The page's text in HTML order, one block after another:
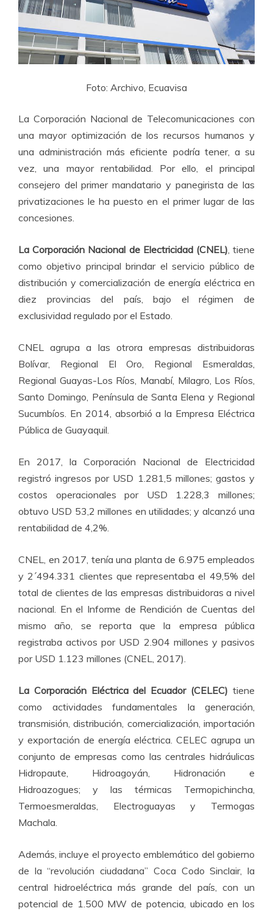
Foto: Archivo, Ecuavisa
La Corporación Nacional de Telecomunicaciones con
una mayor optimización de los recursos humanos y
una administración más eficiente podría tener, a su
vez, una mayor rentabilidad. Por ello, el principal
consejero del primer mandatario y panegirista de las
privatizaciones le ha puesto en el primer lugar de las
concesiones.
La Corporación Nacional de Electricidad (CNEL), tiene
como objetivo principal brindar el servicio público de
distribución y comercialización de energía eléctrica en
diez provincias del país, bajo el régimen de
exclusividad regulado por el Estado.
CNEL agrupa a las otrora empresas distribuidoras
Bolívar, Regional El Oro, Regional Esmeraldas,
Regional Guayas-Los Ríos, Manabí, Milagro, Los Ríos,
Santo Domingo, Península de Santa Elena y Regional
Sucumbíos. En 2014, absorbió a la Empresa Eléctrica
Pública de Guayaquil.
En 2017, la Corporación Nacional de Electricidad
registró ingresos por USD 1.281,5 millones; gastos y
costos operacionales por USD 1.228,3 millones;
obtuvo USD 53,2 millones en utilidades; y alcanzó una
rentabilidad de 4,2%.
CNEL, en 2017, tenía una planta de 6.975 empleados
y 2´494.331 clientes que representaba el 49,5% del
total de clientes de las empresas distribuidoras a nivel
nacional. En el Informe de Rendición de Cuentas del
mismo año, se reporta que la empresa pública
registraba activos por USD 2.904 millones y pasivos
por USD 1.123 millones (CNEL, 2017).
La Corporación Eléctrica del Ecuador (CELEC) tiene
como actividades fundamentales la generación,
transmisión, distribución, comercialización, importación
y exportación de energía eléctrica. CELEC agrupa un
conjunto de empresas como las centrales hidráulicas
Hidropaute, Hidroagoyán, Hidronación e
Hidroazogues; y las térmicas Termopichincha,
Termoesmeraldas, Electroguayas y Termogas
Machala.
Además, incluye el proyecto emblemático del gobierno
de la “revolución ciudadana” Coca Codo Sinclair, la
central hidroeléctrica más grande del país, con un
potencial de 1.500 MW de potencia, ubicado en los